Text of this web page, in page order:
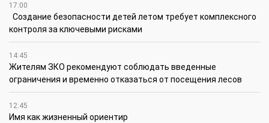
17:00
Создание безопасности детей летом требует комплексного
контроля за ключевыми рисками
14:45
Жителям ЗКО рекомендуют соблюдать введенные
ограничения и временно отказаться от посещения лесов
12:45
Имя как жизненный ориентир